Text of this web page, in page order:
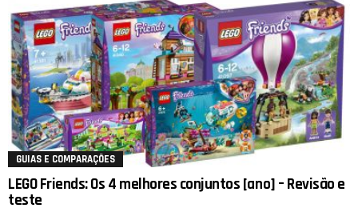
GUIAS E COMPARAÇÕES
LEGO Friends: Os 4 melhores conjuntos [ano] – Revisão e
teste